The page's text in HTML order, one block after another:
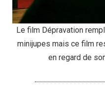
Le film Dépravation
minijupes mais ce film
en regard de